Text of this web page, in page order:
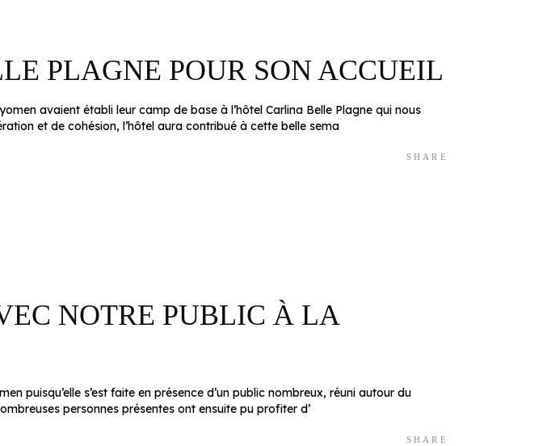
PLAGNE POUR SON ACCUEIL
avaient établi leur camp de base à l’hôtel Carlina Belle Plagne qui nous
et de cohésion, l’hôtel aura contribué à cette belle sema
SHARE
NOTRE PUBLIC À LA
puisqu’elle s’est faite en présence d’un public nombreux, réuni autour du
personnes présentes ont ensuite pu profiter d’
SHARE